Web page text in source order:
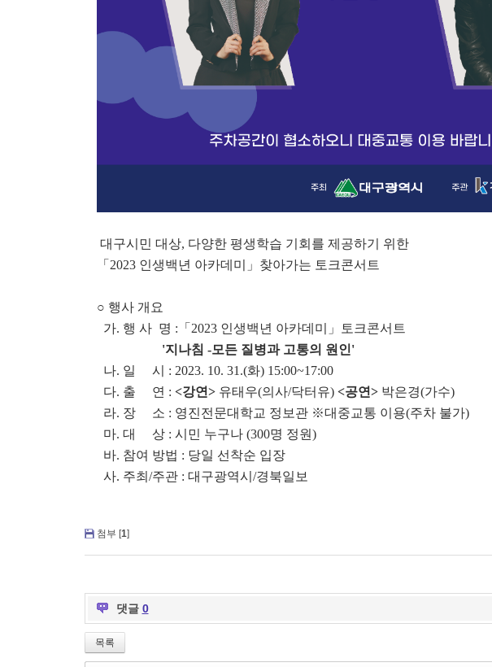
대구시민 대상, 다양한 평생학습 기회를 제공하기 위한
「2023 인생백년 아카데미」찾아가는 토크콘서트
○ 행사 개요
가. 행 사 명 :「2023 인생백년 아카데미」토크콘서트
'지나침 -모든 질병과 고통의 원인'
나. 일 시 : 2023. 10. 31.(화) 15:00~17:00
다. 출 연 : <강연>유태우(의사/닥터유) <공연>박은경(가수)
라. 장 소 : 영진전문대학교 정보관 ※대중교통 이용(주차 불가)
마. 대 상 : 시민 누구나 (300명 정원)
바. 참여 방법 : 당일 선착순 입장
사. 주최/주관 : 대구광역시/경북일보
첨부 [1]
댓글 0
목록